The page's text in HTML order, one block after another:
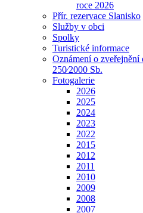
roce 2026
Přír. rezervace Slanisko
Služby v obci
Spolky
Turistické informace
Oznámení o zveřejnění
250⁄2000 Sb.
Fotogalerie
2026
2025
2024
2023
2022
2015
2012
2011
2010
2009
2008
2007